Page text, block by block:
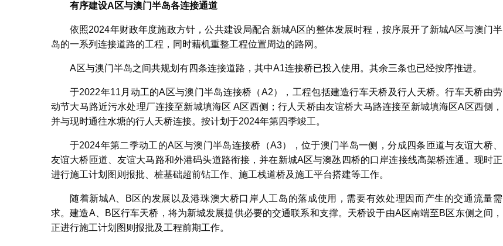
有序建设A区与澳门半岛各连接通道
依照2024年财政年度施政方针，公共建设局配合新城A区的整体发展时程，按序展开了新城A区与澳门半
岛的一系列连接道路的工程，同时藉机重整工程位置周边的路网。
A区与澳门半岛之间共规划有四条连接道路，其中A1连接桥已投入使用。其余三条也已经按序推进。
于2022年11月动工的A区与澳门半岛连接桥（A2），工程包括建造行车天桥及行人天桥。行车天桥由劳
动节大马路近污水处理厂连接至新城填海区 A区西侧；行人天桥由友谊桥大马路连接至新城填海区A区西侧，
并与现时通往水塘的行人天桥连接。按计划于2024年第四季竣工。
于2024年第二季动工的A区与澳门半岛连接桥（A3），位于澳门半岛一侧，分成四条匝道与友谊大桥、
友谊大桥匝道、友谊大马路和外港码头道路衔接，并在新城A区与澳氹四桥的口岸连接线高架桥连通。现时正
进行施工计划图则报批、桩基础超前钻工作、施工栈道桥及施工平台搭建等工作。
随着新城A、B区的发展以及港珠澳大桥口岸人工岛的落成使用，需要有效处理因而产生的交通流量需
求。建造A、B区行车天桥，将为新城发展提供必要的交通联系和支撑。天桥设于由A区南端至B区东侧之间，
正进行施工计划图则报批及工程前期工作。